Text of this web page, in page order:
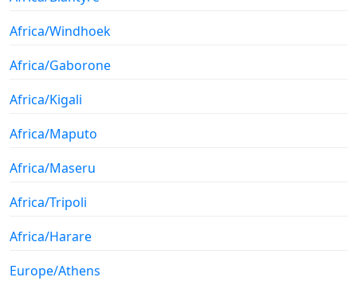
Africa/Windhoek
Africa/Gaborone
Africa/Kigali
Africa/Maputo
Africa/Maseru
Africa/Tripoli
Africa/Harare
Europe/Athens